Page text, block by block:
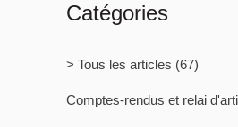
Catégories
> Tous les articles (67)
Comptes-rendus et relai